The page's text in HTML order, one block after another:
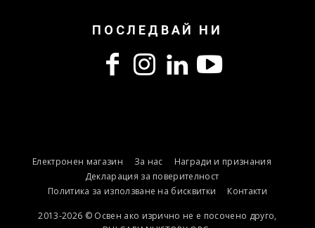
ПОСЛЕДВАЙ НИ
Електронен магазин За нас
Награди и признания
Декларация за поверителност
Политика за използване на бисквитки
Контакти
2013-2026 © Освен ако изрично не е посочено друго,